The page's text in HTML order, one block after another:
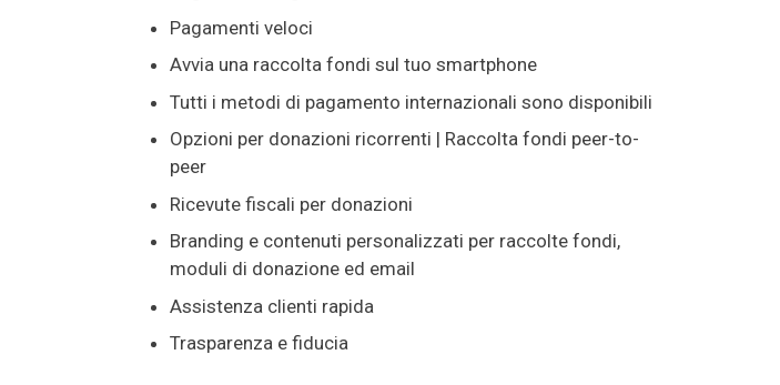
Pagamenti veloci
Avvia una raccolta fondi sul tuo smartphone
Tutti i metodi di pagamento internazionali sono disponibili
Opzioni per donazioni ricorrenti | Raccolta fondi peer-to-
peer
Ricevute fiscali per donazioni
Branding e contenuti personalizzati per raccolte fondi,
moduli di donazione ed email
Assistenza clienti rapida
Trasparenza e fiducia